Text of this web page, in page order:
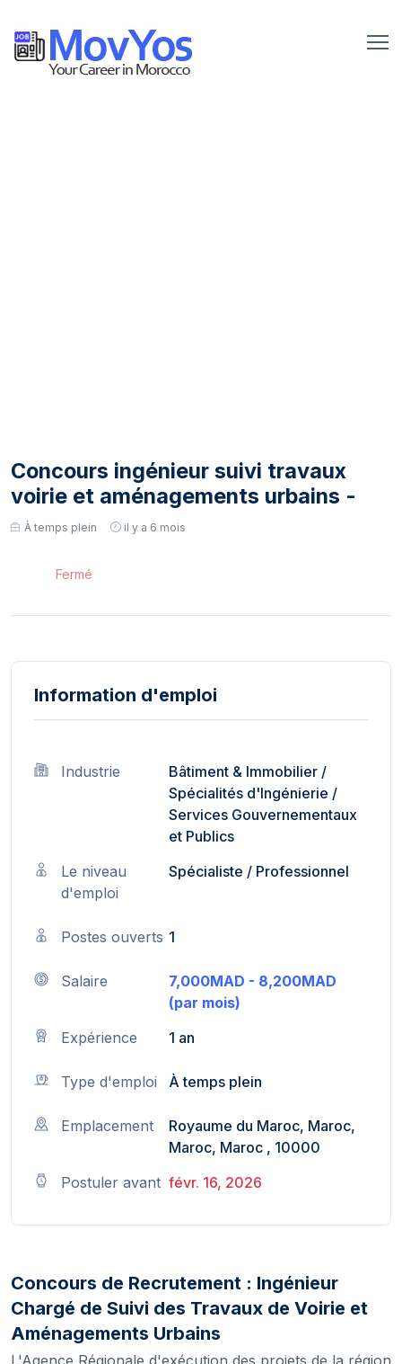
Concours ingénieur suivi travaux
voirie et aménagements urbains -
À temps plein il y a 6 mois
Fermé
Information d'emploi
Industrie Bâtiment & Immobilier /
Spécialités d'Ingénierie /
Services Gouvernementaux
et Publics
Le niveau
d'emploi
Spécialiste / Professionnel
Postes ouverts 1
Salaire
7,000MAD - 8,200MAD
(par mois)
Expérience
1 an
Type d'emploi À temps plein
Emplacement
Royaume du Maroc, Maroc,
Maroc, Maroc , 10000
Postuler avant févr. 16, 2026
Concours de Recrutement : Ingénieur
Chargé de Suivi des Travaux de Voirie et
Aménagements Urbains
L'Agence Régionale d'exécution des projets de la région